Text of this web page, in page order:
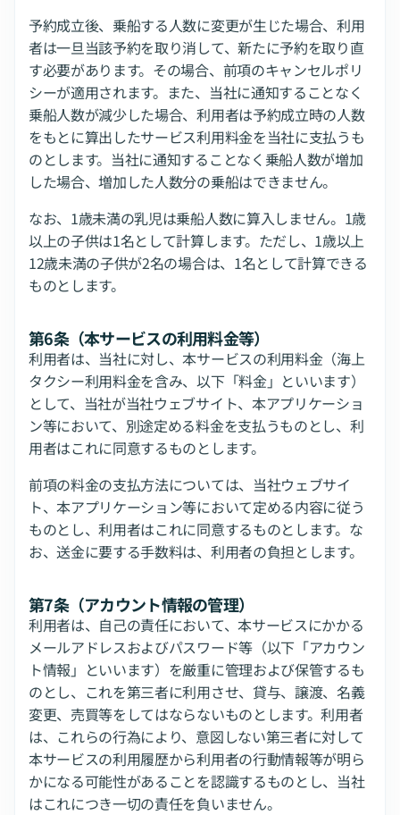
予約成立後、乗船する人数に変更が生じた場合、利用
者は一旦当該予約を取り消して、新たに予約を取り直
す必要があります。その場合、前項のキャンセルポリ
シーが適用されます。また、当社に通知することなく
乗船人数が減少した場合、利用者は予約成立時の人数
をもとに算出したサービス利用料金を当社に支払うも
のとします。当社に通知することなく乗船人数が増加
した場合、増加した人数分の乗船はできません。
なお、1歳未満の乳児は乗船人数に算入しません。1歳
以上の子供は1名として計算します。ただし、1歳以上
12歳未満の子供が2名の場合は、1名として計算できる
ものとします。
第6条（本サービスの利用料金等）
利用者は、当社に対し、本サービスの利用料金（海上
タクシー利用料金を含み、以下「料金」といいます）
として、当社が当社ウェブサイト、本アプリケーショ
ン等において、別途定める料金を支払うものとし、利
用者はこれに同意するものとします。
前項の料金の支払方法については、当社ウェブサイ
ト、本アプリケーション等において定める内容に従う
ものとし、利用者はこれに同意するものとします。な
お、送金に要する手数料は、利用者の負担とします。
第7条（アカウント情報の管理）
利用者は、自己の責任において、本サービスにかかる
メールアドレスおよびパスワード等（以下「アカウン
ト情報」といいます）を厳重に管理および保管するも
のとし、これを第三者に利用させ、貸与、譲渡、名義
変更、売買等をしてはならないものとします。利用者
は、これらの行為により、意図しない第三者に対して
本サービスの利用履歴から利用者の行動情報等が明ら
かになる可能性があることを認識するものとし、当社
はこれにつき一切の責任を負いません。